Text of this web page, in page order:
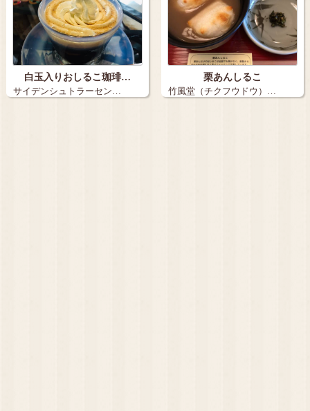
白玉入りおしるこ珈琲…
サイデンシュトラーセン…
栗あんしるこ
竹風堂（チクフウドウ）…